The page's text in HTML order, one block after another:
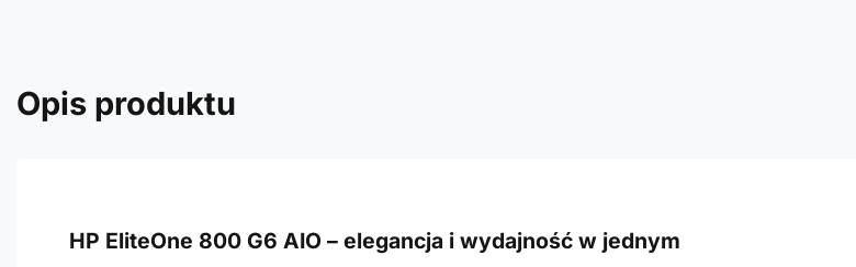
Opis produktu
HP EliteOne 800 G6 AIO – elegancja i wydajność w jednym